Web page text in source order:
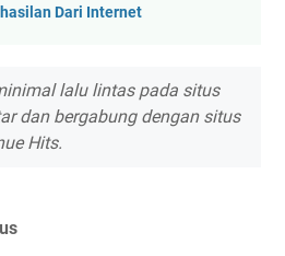
Dari Internet
lalu lintas pada situs
dan bergabung dengan situs
Hits.